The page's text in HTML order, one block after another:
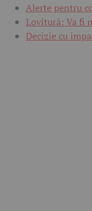
Alerte pentru
Lovitură: Va fi
Decizie cu